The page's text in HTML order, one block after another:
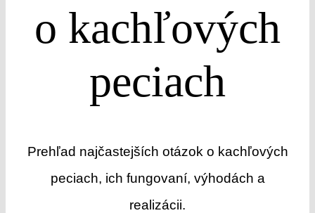
o kachľových
peciach
Prehľad najčastejších otázok o kachľových
peciach, ich fungovaní, výhodách a
realizácii.